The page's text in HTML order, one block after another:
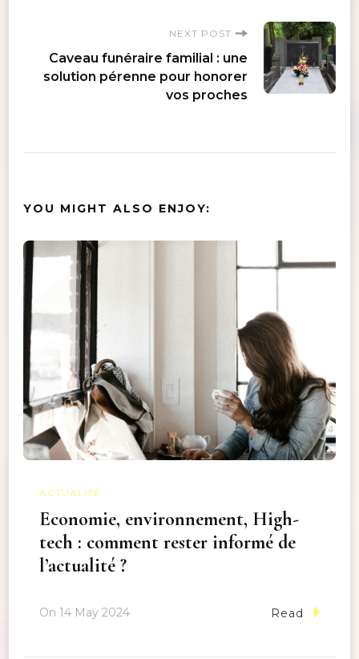
NEXT POST
Caveau funéraire familial : une
solution pérenne pour honorer
vos proches
YOU MIGHT ALSO ENJOY:
ACTUALITÉ
Economie, environnement, High-
tech : comment rester informé de
l’actualité ?
On 14 May 2024 Read